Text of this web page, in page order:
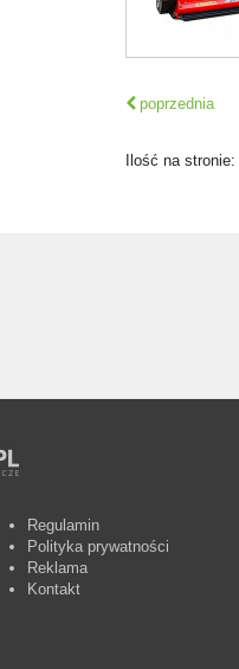
poprzednia
Ilość na stronie:
Regulamin
Polityka prywatności
Reklama
Kontakt